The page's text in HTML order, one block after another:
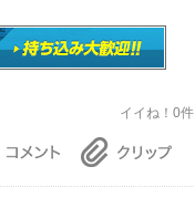
イイね！0件